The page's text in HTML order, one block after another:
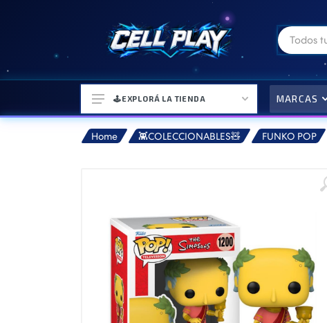
🎒MOCHILAS Y MAS👝
🎧AURICULARES URBANOS🎧
🎮CONSOLAS Y VIDEOJUEGOS
🎵PARLANTES BLUETOOTH🎵
👕INDUMENTARIA🧢
🕹️EXPLORÁ LA TIENDA MARCAS
Home 👾COLECCIONABLES🧸 FUNKO POP